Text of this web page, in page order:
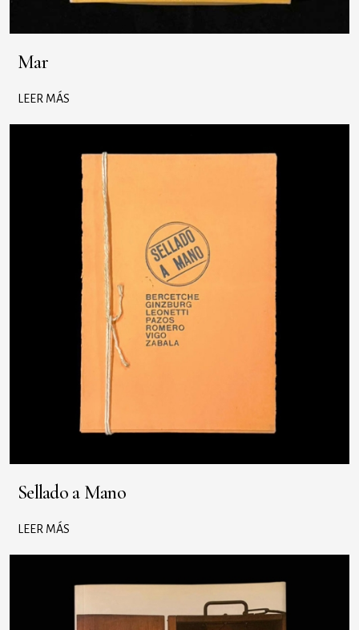
Mar
LEER MÁS
Sellado a Mano
LEER MÁS